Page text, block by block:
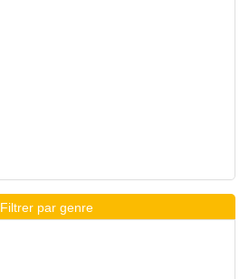
Filtrer par genre